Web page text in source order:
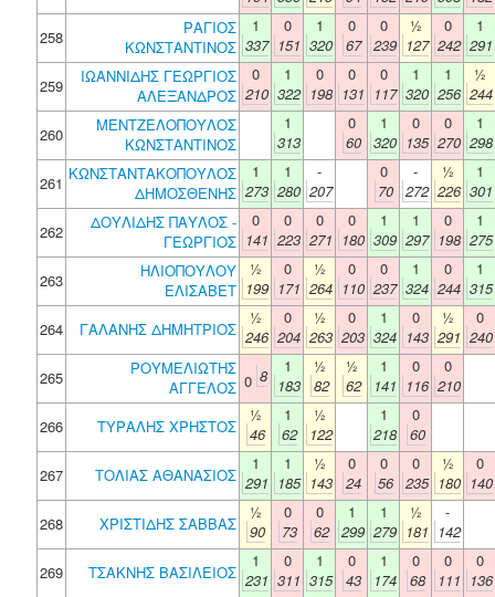
258
ΡΑΓΙΟΣ
ΚΩΝΣΤΑΝΤΙΝΟΣ
1
337
0
151
1
320
0
67
0
239
½
127
0
242
1
291
259
ΙΩΑΝΝΙΔΗΣ ΓΕΩΡΓΙΟΣ
ΑΛΕΞΑΝΔΡΟΣ
0
210
1
322
0
198
0
131
0
117
1
320
1
256
½
244
260
ΜΕΝΤΖΕΛΟΠΟΥΛΟΣ
ΚΩΝΣΤΑΝΤΙΝΟΣ
1
313
0
60
1
320
0
135
0
270
1
298
261 ΚΩΝΣΤΑΝΤΑΚΟΠΟΥΛΟΣ
ΔΗΜΟΣΘΕΝΗΣ
1
273
1
280
-
207
0
70
-
272
½
226
1
301
262
ΔΟΥΛΙΔΗΣ ΠΑΥΛΟΣ -
ΓΕΩΡΓΙΟΣ
0
141
0
223
0
271
0
180
1
309
1
297
0
198
1
275
263
ΗΛΙΟΠΟΥΛΟΥ
ΕΛΙΣΑΒΕΤ
½
199
0
171
½
264
0
110
0
237
1
324
0
244
1
315
264
ΓΑΛΑΝΗΣ ΔΗΜΗΤΡΙΟΣ
½
246
0
204
½
263
0
203
1
324
0
143
½
291
0
240
265
ΡΟΥΜΕΛΙΩΤΗΣ
ΑΓΓΕΛΟΣ 0 8
1
183
½
82
½
62
1
141
0
116
0
210
266
ΤΥΡΑΛΗΣ ΧΡΗΣΤΟΣ
½
46
1
62
½
122
1
218
0
60
267
ΤΟΛΙΑΣ ΑΘΑΝΑΣΙΟΣ
1
291
1
185
½
143
0
24
0
56
0
235
½
180
0
140
268
ΧΡΙΣΤΙΔΗΣ ΣΑΒΒΑΣ
½
90
0
73
0
62
1
299
1
279
½
181
-
142
269
ΤΣΑΚΝΗΣ ΒΑΣΙΛΕΙΟΣ
1
231
0
311
1
315
0
43
1
174
0
68
0
111
0
136